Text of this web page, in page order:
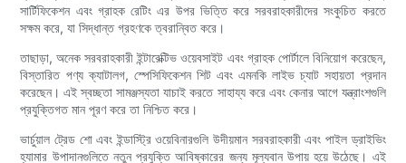
সার্টিফিকেশন এবং গ্রাহক রেটিং এর উপর ভিত্তি করে সরবরাহকারীদের সংকুচিত করতে
সক্ষম করে, যা সিদ্ধান্ত গ্রহণকে ত্বরান্বিত করে।
তাছাড়া, অনেক সরবরাহকারী ইন্টারেক্টিভ ওয়েবসাইট এবং গ্রাহক পোর্টালে বিনিয়োগ করেছেন,
বিস্তারিত পণ্য ক্যাটালগ, স্পেসিফিকেশন শিট এবং এমনকি লাইভ চ্যাট সহায়তা প্রদান
করেছেন। এই স্বচ্ছতা সামঞ্জস্যতা যাচাই করতে সাহায্য করে এবং কেনার আগে যন্ত্রাংশগুলি
প্রযুক্তিগত মান পূরণ করে তা নিশ্চিত করে।
ভার্চুয়াল ট্রেড শো এবং ইন্ডাস্ট্রি ওয়েবিনারগুলি উদীয়মান সরবরাহকারী এবং পাইল ড্রাইভিং
হ্যামার উপাদানগুলিতে নতুন প্রযুক্তি আবিষ্কারের জন্য মূল্যবান উপায় হয়ে উঠেছে। এই